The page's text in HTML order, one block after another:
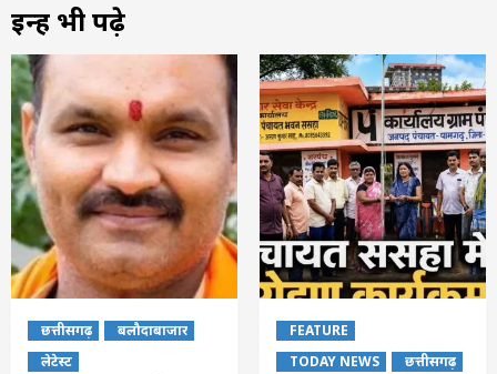
इन्हें भी पढ़े
छत्तीसगढ़
बलौदाबाजार
लेटेस्ट
FEATURE
TODAY NEWS
छत्तीसगढ़